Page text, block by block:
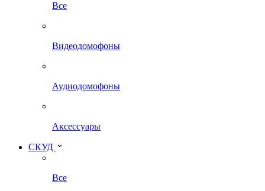
Все
Видеодомофоны
Аудиодомофоны
Аксессуары
СКУД
Все